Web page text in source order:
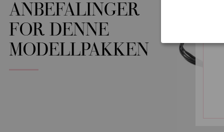
ANBEFALINGER
FOR DENNE
MODELLPAKKEN